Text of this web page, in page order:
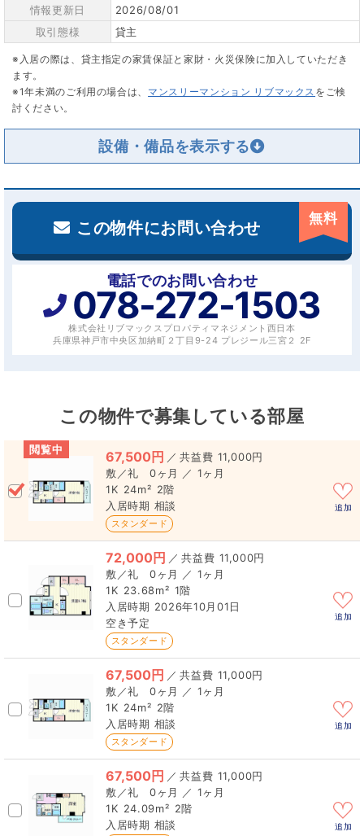
情報更新日
2026/08/01
取引態様
貸主
※入居の際は、貸主指定の家賃保証と家財・火災保険に加入していただき
ます。
※1年未満のご利用の場合は、 マンスリーマンション リブマックス をご検
討ください。
設備・備品を
この物件にお問い合わせ 無料
電話でのお問い合わせ
078-272-1503
株式会社リブマックスプロパティマネジメント西日本
兵庫県神戸市中央区加納町２丁目9-24 プレジール三宮２ 2F
この物件で募集している部屋
67,500円 ／
11,000円
0ヶ月 ／ 1ヶ月
1K 24m² 2階
相談
スタンダード
閲覧中
追加
72,000円 ／
11,000円
0ヶ月 ／ 1ヶ月
1K 23.68m² 1階
2026年10月01日
空き予定
スタンダード
追加
67,500円 ／
11,000円
0ヶ月 ／ 1ヶ月
1K 24m² 2階
相談
スタンダード
追加
67,500円 ／
11,000円
0ヶ月 ／ 1ヶ月
1K 24.09m² 2階
相談
追加